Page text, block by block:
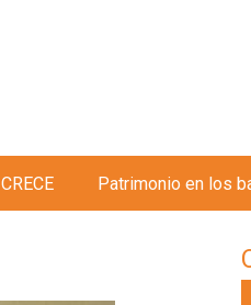
CRECE Patrimonio en los